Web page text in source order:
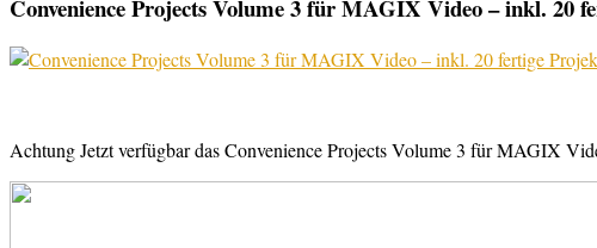
Convenience Projects Volume 3 für MAGIX Video – inkl. 20
Achtung Jetzt verfügbar das Convenience Projects Volume 3 für MAGIX